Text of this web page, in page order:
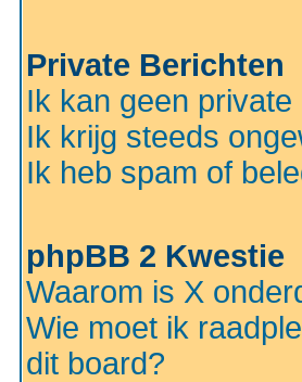
Private Berichten
Ik kan geen
Ik krijg steeds
Ik heb spam of
phpBB 2 Kwestie
Waarom is X
Wie moet ik
dit board?